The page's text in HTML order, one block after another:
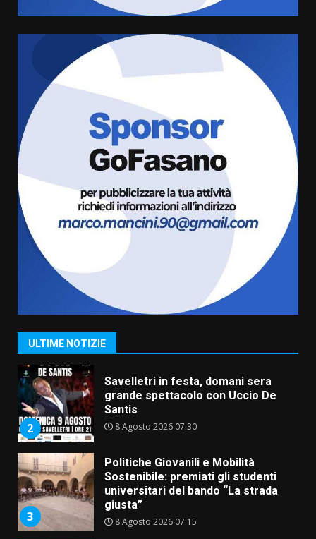
ULTIME NOTIZIE
amarezza per esclusione dal
campionato di calcio”
7 Agosto 2026 06:00
Fasanese ferito a colpi di arma
da fuoco
6 Agosto 2026 18:13
Carta d’identità: continua il piano
di aperture straordinarie del
Comune di Fasano
6 Agosto 2026 14:16
1
La Banda Città di Fasano apre
ufficialmente la Festa di
2
Savelletri in festa, domani sera
grande spettacolo con Uccio De
Santis
8 Agosto 2026 07:30
3
Politiche Giovanili e Mobilità
Sostenibile: premiati gli studenti
universitari del bando “La strada
giusta”
8 Agosto 2026 07:15